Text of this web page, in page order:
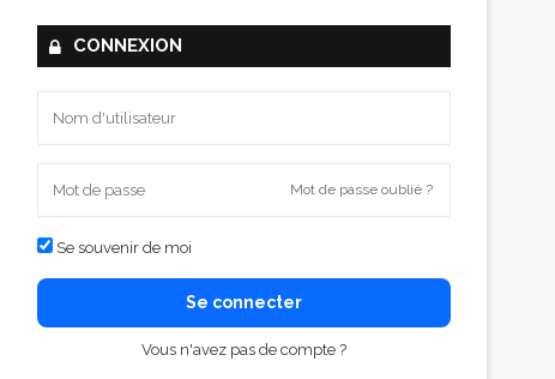
CONNEXION
Mot de passe oublié ?
Se souvenir de moi
Se connecter
Vous n'avez pas de compte ?